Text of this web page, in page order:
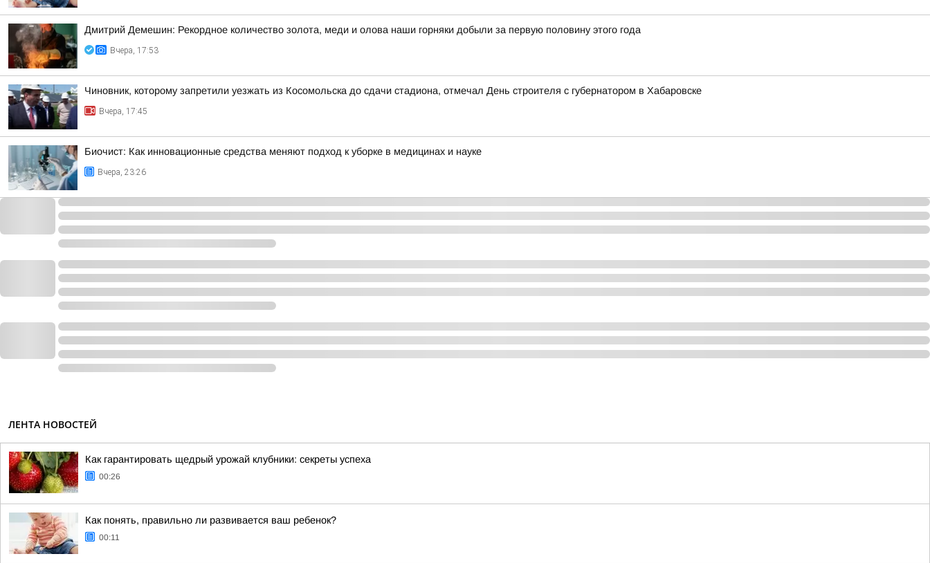
Дмитрий Демешин: Рекордное количество золота, меди и олова наши горняки добыли за первую половину этого года
Вчера, 17:53
Чиновник, которому запретили уезжать из Косомольска до сдачи стадиона, отмечал День строителя с губернатором в Хабаровске
Вчера, 17:45
Биочист: Как инновационные средства меняют подход к уборке в медицинах и науке
Вчера, 23:26
ЛЕНТА НОВОСТЕЙ
Как гарантировать щедрый урожай клубники: секреты успеха
00:26
Как понять, правильно ли развивается ваш ребенок?
00:11